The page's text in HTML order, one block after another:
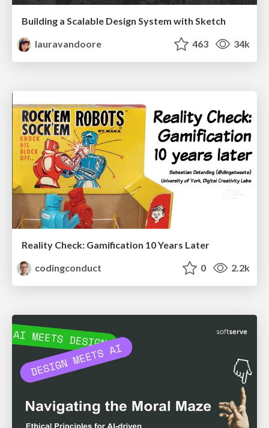
Building a Scalable Design System with Sketch
lauravandoore
463 34k
Reality Check: Gamification 10 Years Later
codingconduct
0 2.2k